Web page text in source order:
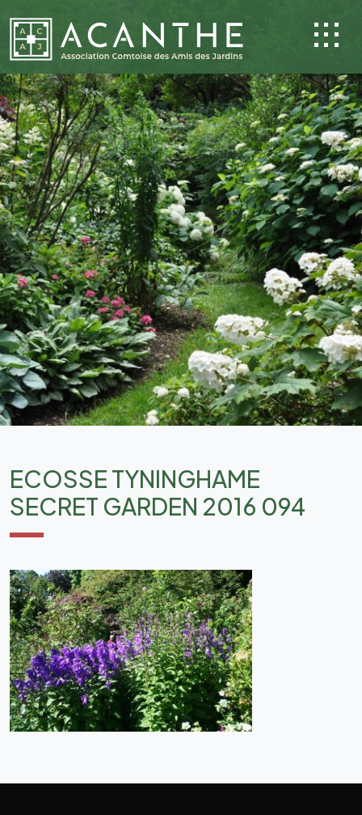
ECOSSE TYNINGHAME
SECRET GARDEN 2016 094